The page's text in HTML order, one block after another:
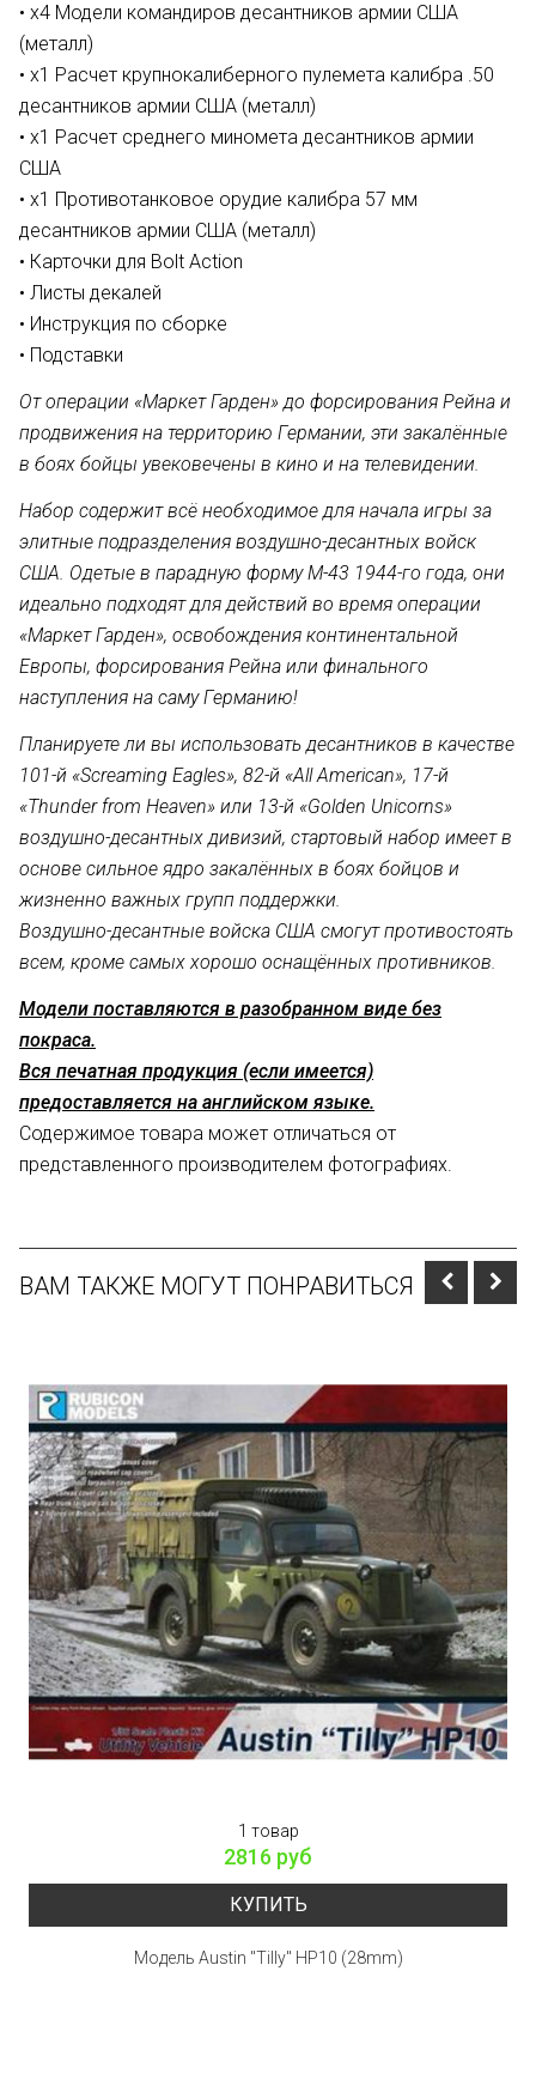
• х4 Модели командиров десантников армии США
(металл)
• х1 Расчет крупнокалиберного пулемета калибра .50
десантников армии США (металл)
• х1 Расчет среднего миномета десантников армии
США
• х1 Противотанковое орудие калибра 57 мм
десантников армии США (металл)
• Карточки для Bolt Action
• Листы декалей
• Инструкция по сборке
• Подставки
От операции «Маркет Гарден» до форсирования Рейна и
продвижения на территорию Германии, эти закалённые
в боях бойцы увековечены в кино и на телевидении.
Набор содержит всё необходимое для начала игры за
элитные подразделения воздушно-десантных войск
США. Одетые в парадную форму M-43 1944-го года, они
идеально подходят для действий во время операции
«Маркет Гарден», освобождения континентальной
Европы, форсирования Рейна или финального
наступления на саму Германию!
Планируете ли вы использовать десантников в качестве
101-й «Screaming Eagles», 82-й «All American», 17-й
«Thunder from Heaven» или 13-й «Golden Unicorns»
воздушно-десантных дивизий, стартовый набор имеет в
основе сильное ядро закалённых в боях бойцов и
жизненно важных групп поддержки.
Воздушно-десантные войска США смогут противостоять
всем, кроме самых хорошо оснащённых противников.
Модели поставляются в разобранном виде без
покраса.
Вся печатная продукция (если имеется)
предоставляется на английском языке.
Содержимое товара может отличаться от
представленного производителем фотографиях.
ВАМ ТАКЖЕ МОГУТ ПОНРАВИТЬСЯ
1 товар
2816 руб
КУПИТЬ
Модель Austin "Tilly" HP10 (28mm)